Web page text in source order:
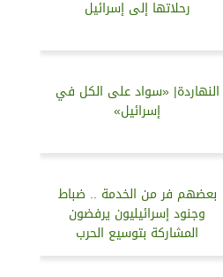
رحلاتها إلى إسرائيل
النهاردة| «سواد على الكل في
إسرائيل»
بعضهم فر من الخدمة .. ضباط
وجنود إسرائيليون يرفضون
المشاركة بتوسيع الحرب